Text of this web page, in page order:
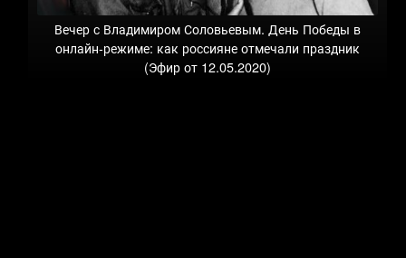
Вечер с Владимиром Соловьевым. День Победы в
онлайн-режиме: как россияне отмечали праздник
(Эфир от 12.05.2020)